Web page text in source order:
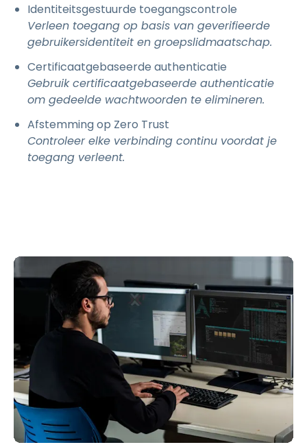
Identiteitsgestuurde toegangscontrole
Verleen toegang op basis van geverifieerde
gebruikersidentiteit en groepslidmaatschap.
Certificaatgebaseerde authenticatie
Gebruik certificaatgebaseerde authenticatie
om gedeelde wachtwoorden te elimineren.
Afstemming op Zero Trust
Controleer elke verbinding continu voordat je
toegang verleent.